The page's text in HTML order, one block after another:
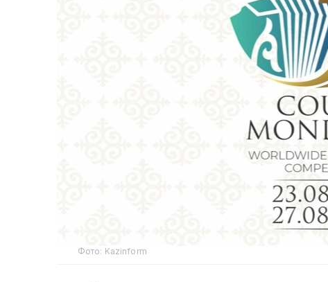
Фото: Kazinform